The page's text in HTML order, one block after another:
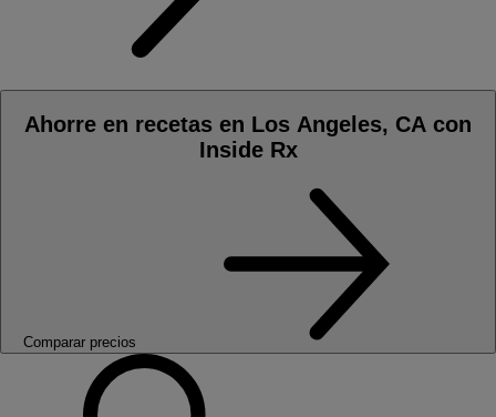
Ahorre en recetas en Los Angeles, CA con
Inside Rx
Comparar precios